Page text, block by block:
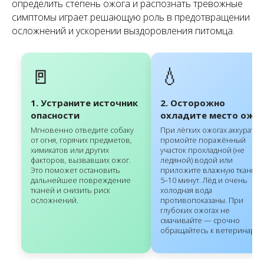
определить степень ожога и распознать тревожные
симптомы играет решающую роль в предотвращении
осложнений и ускорении выздоровления питомца.
🚪
1. Устраните источник
опасности
Мгновенно отведите собаку
от огня, горячих предметов,
химикатов или других
факторов, вызвавших ожог.
Это поможет остановить
дальнейшее повреждение
тканей и снизить риск
осложнений.
💧
2. Осторожно
охладите место
При лёгких ожогах аккуратно
промойте поражённый
участок прохладной (не
ледяной) водой или
приложите влажную ткань
5–10 минут. Лёд и очень
холодная вода
противопоказаны. При
глубоких ожогах не
смачивайте — срочно
обращайтесь к ветеринару.